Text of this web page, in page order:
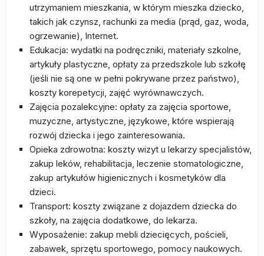
utrzymaniem mieszkania, w którym mieszka dziecko,
takich jak czynsz, rachunki za media (prąd, gaz, woda,
ogrzewanie), Internet.
Edukacja: wydatki na podręczniki, materiały szkolne,
artykuły plastyczne, opłaty za przedszkole lub szkołę
(jeśli nie są one w pełni pokrywane przez państwo),
koszty korepetycji, zajęć wyrównawczych.
Zajęcia pozalekcyjne: opłaty za zajęcia sportowe,
muzyczne, artystyczne, językowe, które wspierają
rozwój dziecka i jego zainteresowania.
Opieka zdrowotna: koszty wizyt u lekarzy specjalistów,
zakup leków, rehabilitacja, leczenie stomatologiczne,
zakup artykułów higienicznych i kosmetyków dla
dzieci.
Transport: koszty związane z dojazdem dziecka do
szkoły, na zajęcia dodatkowe, do lekarza.
Wyposażenie: zakup mebli dziecięcych, pościeli,
zabawek, sprzętu sportowego, pomocy naukowych.